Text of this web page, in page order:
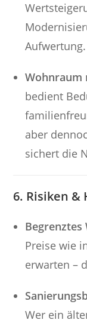
Aufwertung.
Wohnraum
bedient
aber
sichert die
6. Risiken
Begrenztes
Preise wie
erwarten –
Wer ein